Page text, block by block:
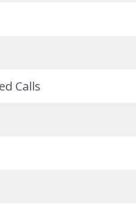
Calls